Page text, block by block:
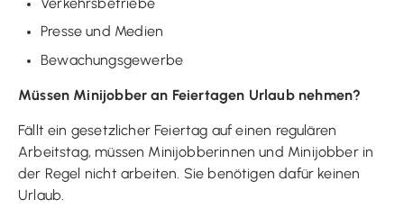
Presse und Medien
Bewachungsgewerbe
Müssen Minijobber an Feiertagen Urlaub nehmen?
Fällt ein gesetzlicher Feiertag auf einen regulären
Arbeitstag, müssen Minijobberinnen und Minijobber in
der Regel nicht arbeiten. Sie benötigen dafür keinen
Urlaub.